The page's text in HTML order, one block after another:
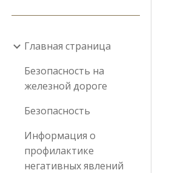
Главная страница
Безопасность на
железной дороге
Безопасность
Информация о
профилактике
негативных явлений